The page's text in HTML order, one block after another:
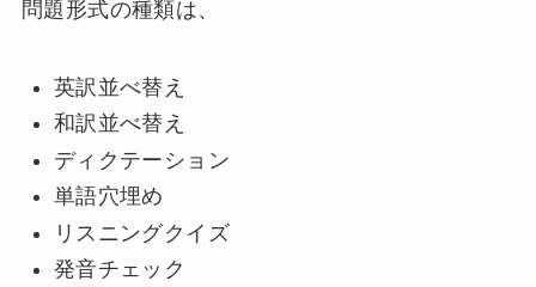
問題形式の種類は、
英訳並べ替え
和訳並べ替え
ディクテーション
単語穴埋め
リスニングクイズ
発音チェック